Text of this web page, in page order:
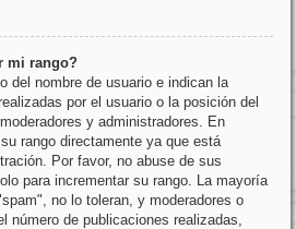
mi rango?
del nombre de usuario e indican la
por el usuario o la posición del
y administradores. En
rango directamente ya que está
Por favor, no abuse de sus
para incrementar su rango. La mayoría
no lo toleran, y moderadores o
número de publicaciones realizadas,